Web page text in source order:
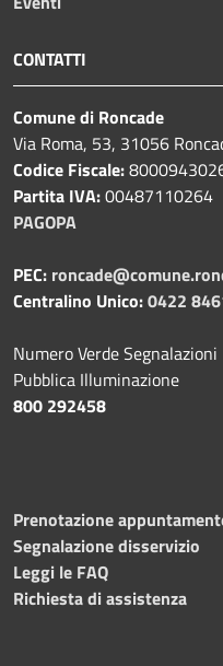
CONTATTI
Comune di Roncade
Via Roma, 53, 31056
Codice Fiscale:
Partita IVA:00487110264
PAGOPA
PEC:
Centralino Unico:0422
Numero Verde Segnalazioni
Pubblica Illuminazione
800 292458
Prenotazione
Segnalazione disservizio
Leggi le FAQ
Richiesta di assistenza